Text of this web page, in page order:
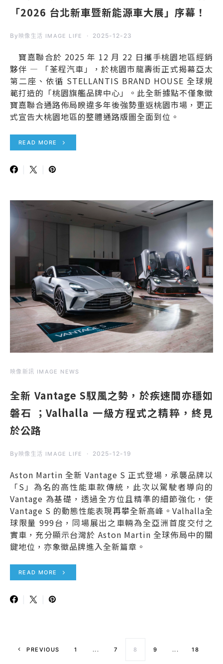
「2026 台北新車暨新能源車大展」序幕！
By 映像生活 IMAGE LIFE 2025-12-23
寶嘉聯合於 2025 年 12 月 22 日攜手桃園地區經銷
夥伴 — 「荃程汽車」，於桃園市龍壽街正式揭幕亞太
第二座、依循 STELLANTIS BRAND HOUSE 全球規
範打造的「桃園旗艦品牌中心」。此全新據點不僅象徵
寶嘉聯合通路佈局睽違多年後強勢重返桃園市場，更正
式宣告大桃園地區的整體通路版圖全面到位。
READ MORE
映像新訊 IMAGE NEWS
全新 Vantage S馭風之勢，於疾速間亦穩如
磐石 ；Valhalla 一級方程式之精粹，終見
於公路
By 映像生活 IMAGE LIFE 2025-12-19
Aston Martin 全新 Vantage S 正式登場，承襲品牌以
「S」為名的高性能車款傳統，此次以駕駛者導向的
Vantage 為基礎，透過全方位且精準的細節強化，使
Vantage S 的動態性能表現再攀全新高峰。Valhalla全
球限量 999台，同場展出之車輛為全亞洲首度交付之
實車，充分顯示台灣於 Aston Martin 全球佈局中的關
鍵地位，亦象徵品牌進入全新篇章。
READ MORE
文章導覽
PREVIOUS 1 ... 7 8 9 ... 18